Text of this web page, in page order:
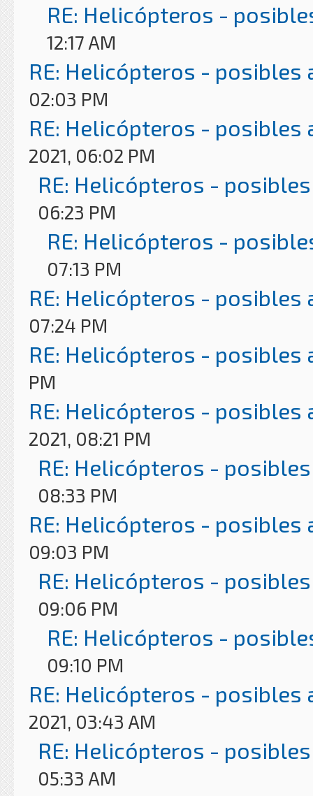
RE: Helicópteros -
12:17 AM
RE: Helicópteros - posibles
02:03 PM
RE: Helicópteros - posibles
2021, 06:02 PM
RE: Helicópteros -
06:23 PM
RE: Helicópteros -
07:13 PM
RE: Helicópteros - posibles
07:24 PM
RE: Helicópteros - posibles
PM
RE: Helicópteros - posibles
2021, 08:21 PM
RE: Helicópteros -
08:33 PM
RE: Helicópteros - posibles
09:03 PM
RE: Helicópteros -
09:06 PM
RE: Helicópteros -
09:10 PM
RE: Helicópteros - posibles
2021, 03:43 AM
RE: Helicópteros -
05:33 AM